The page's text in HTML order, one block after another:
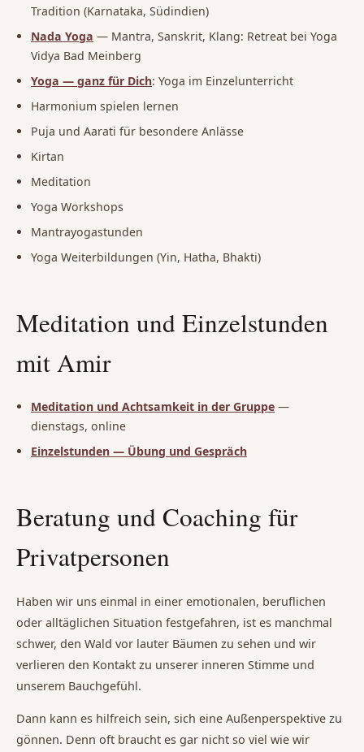
Tradition (Karnataka, Südindien)
Nada Yoga — Mantra, Sanskrit, Klang: Retreat bei Yoga
Vidya Bad Meinberg
Yoga — ganz für Dich: Yoga im Einzelunterricht
Harmonium spielen lernen
Puja und Aarati für besondere Anlässe
Kirtan
Meditation
Yoga Workshops
Mantrayogastunden
Yoga Weiterbildungen (Yin, Hatha, Bhakti)
Meditation und Einzelstunden
mit Amir
Meditation und Achtsamkeit in der Gruppe —
dienstags, online
Einzelstunden — Übung und Gespräch
Beratung und Coaching für
Privatpersonen
Haben wir uns einmal in einer emotionalen, beruflichen
oder alltäglichen Situation festgefahren, ist es manchmal
schwer, den Wald vor lauter Bäumen zu sehen und wir
verlieren den Kontakt zu unserer inneren Stimme und
unserem Bauchgefühl.
Dann kann es hilfreich sein, sich eine Außenperspektive zu
gönnen. Denn oft braucht es gar nicht so viel wie wir